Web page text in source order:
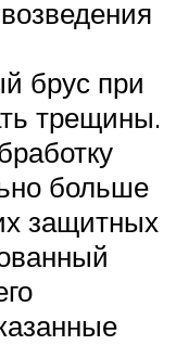
брус при
трещины.
больше
защитных